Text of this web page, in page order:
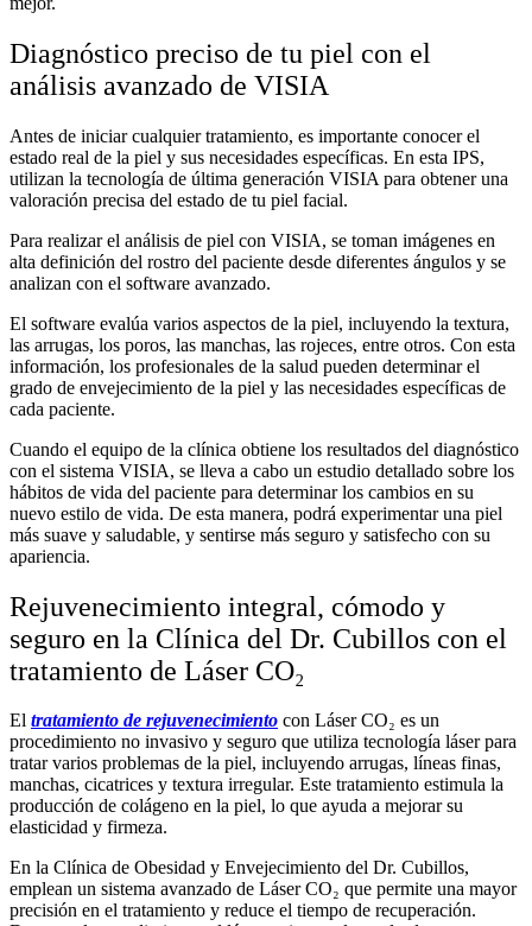
Diagnóstico preciso de tu piel con el
análisis avanzado de VISIA
Antes de iniciar cualquier tratamiento, es importante conocer el
estado real de la piel y sus necesidades específicas. En esta IPS,
utilizan la tecnología de última generación VISIA para obtener una
valoración precisa del estado de tu piel facial.
Para realizar el análisis de piel con VISIA, se toman imágenes en
alta definición del rostro del paciente desde diferentes ángulos y se
analizan con el software avanzado.
El software evalúa varios aspectos de la piel, incluyendo la textura,
las arrugas, los poros, las manchas, las rojeces, entre otros. Con esta
información, los profesionales de la salud pueden determinar el
grado de envejecimiento de la piel y las necesidades específicas de
cada paciente.
Cuando el equipo de la clínica obtiene los resultados del diagnóstico
con el sistema VISIA, se lleva a cabo un estudio detallado sobre los
hábitos de vida del paciente para determinar los cambios en su
nuevo estilo de vida. De esta manera, podrá experimentar una piel
más suave y saludable, y sentirse más seguro y satisfecho con su
apariencia.
Rejuvenecimiento integral, cómodo y
seguro en la Clínica del Dr. Cubillos con el
tratamiento de Láser CO₂
El tratamiento de rejuvenecimiento con Láser CO₂ es un
procedimiento no invasivo y seguro que utiliza tecnología láser para
tratar varios problemas de la piel, incluyendo arrugas, líneas finas,
manchas, cicatrices y textura irregular. Este tratamiento estimula la
producción de colágeno en la piel, lo que ayuda a mejorar su
elasticidad y firmeza.
En la Clínica de Obesidad y Envejecimiento del Dr. Cubillos,
emplean un sistema avanzado de Láser CO₂ que permite una mayor
precisión en el tratamiento y reduce el tiempo de recuperación.